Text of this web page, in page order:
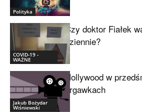
Polityka
COVID-19 -
WAŻNE
Czy doktor Fiałek
dziennie?
Jakub Bożydar
Wiśniewski
Hollywood w
drgawkach